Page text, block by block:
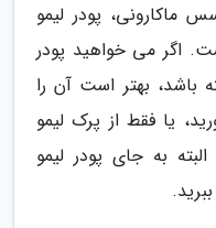
ماکارونی، پودر لیمو
اگر می خواهید پودر
باشد، بهتر است آن را
یا فقط از پرک لیمو
به جای پودر لیمو